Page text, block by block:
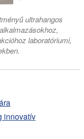
ultrahangos
laboratóriumi,
innovatív